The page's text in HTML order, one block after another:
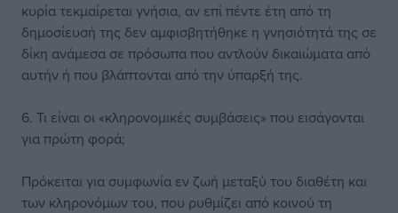
κυρία τεκμαίρεται γνήσια, αν επί πέντε έτη από τη
δημοσίευσή της δεν αμφισβητήθηκε η γνησιότητά της σε
δίκη ανάμεσα σε πρόσωπα που αντλούν δικαιώματα από
αυτήν ή που βλάπτονται από την ύπαρξή της.
6. Τι είναι οι «κληρονομικές συμβάσεις» που εισάγονται
για πρώτη φορά;
Πρόκειται για συμφωνία εν ζωή μεταξύ του διαθέτη και
των κληρονόμων του, που ρυθμίζει από κοινού τη